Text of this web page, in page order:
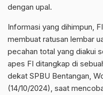
dengan upal.
Informasi yang dihimpun,
membuat ratusan lembar
pecahan total yang diakui
apes FI ditangkap di
dekat SPBU Bentangan,
(14/10/2024), saat